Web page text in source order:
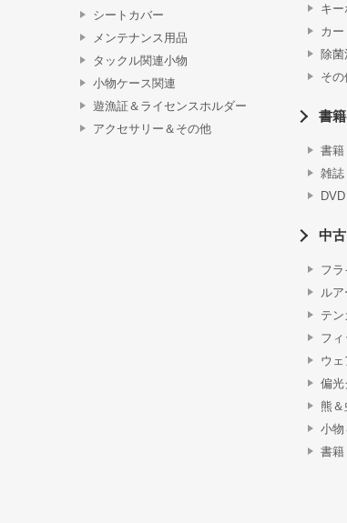
シートカバー
メンテナンス用品
タックル関連小物
小物ケース関連
遊漁証＆ライセンスホルダー
アクセサリー＆その他
キ
カ
除
その
書
書籍
雑誌
中古
フ
ル
テ
フ
ウ
偏光
熊
小物
書籍